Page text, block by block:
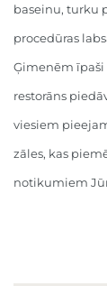
baseinu, turku
procedūras
Ģimenēm īpaši
restorāns
viesiem
zāles, kas
notikumiem